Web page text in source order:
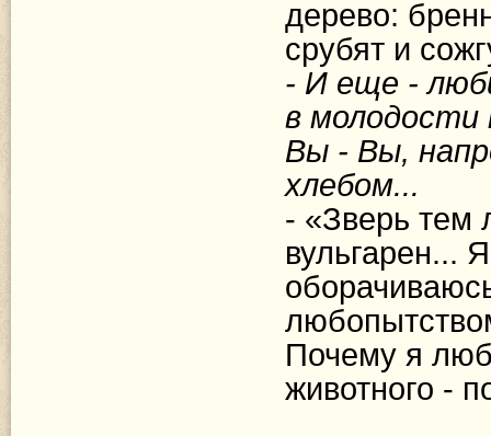
дерево:
срубят и
- И еще -
в молодости
Вы - Вы,
хлебом...
- «Зверь тем
вульгарен...
Почему я
животного -